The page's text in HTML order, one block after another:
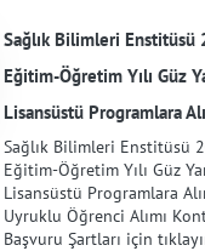
Sağlık Bilimleri
Eğitim-Öğretim Yılı Güz
Lisansüstü Programlara
Sağlık Bilimleri Enstitüsü
Eğitim-Öğretim Yılı Güz
Lisansüstü Programlara
Uyruklu Öğrenci Alımı
Başvuru Şartları için